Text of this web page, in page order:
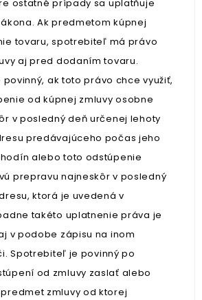
ostatné prípady sa uplatňuje
Ak predmetom kúpnej
tovaru, spotrebiteľ má právo
aj pred dodaním tovaru.
ak toto právo chce využiť,
od kúpnej zmluvy osobne
v posledný deň určenej lehoty
predávajúceho počas jeho
alebo toto odstúpenie
prepravu najneskôr v posledný
ktorá je uvedená v
takéto uplatnenie práva je
v podobe zápisu na inom
Spotrebiteľ je povinný po
od zmluvy zaslať alebo
zmluvy od ktorej